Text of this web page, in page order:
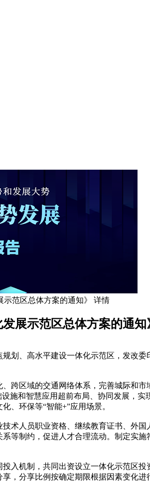
示范区总体方案的通知》 详情
展示范区总体方案的通知
划、高水平建设一体化示范区，发改
跨区域的交通网络体系，完善城际和
施和智慧应用超前布局、协同发展，
、环保等“智能+”应用场景。
术人员职业资格、继续教育证书、外
等制约，促进人才合理流动。制定实
入机制，共同出资设立一体化示范区
，分享比例按确定期限根据因素变化进